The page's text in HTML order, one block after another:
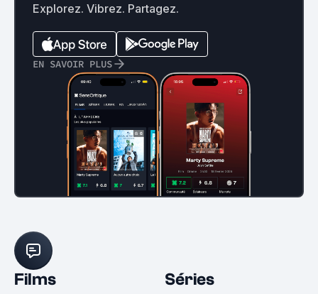
Explorez. Vibrez. Partagez.
EN SAVOIR PLUS
Films Séries